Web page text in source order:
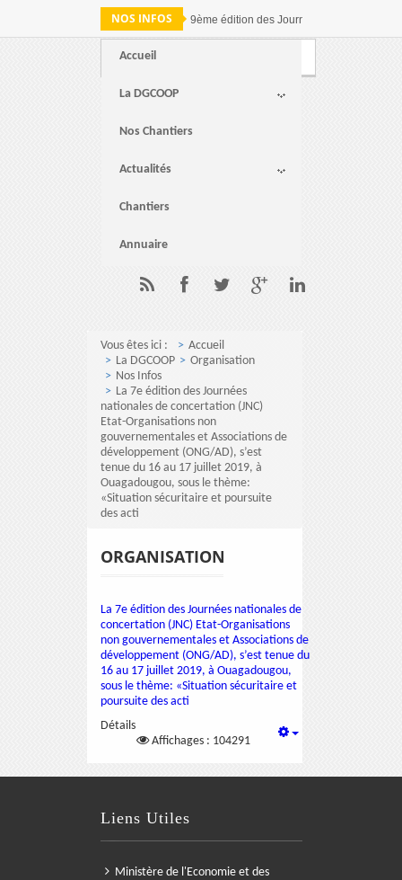
NOS INFOS 9ème édition des Journées nationales de
Accueil
La DGCOOP
Nos Chantiers
Actualités
Chantiers
Annuaire
Vous êtes ici :
Accueil
La DGCOOP
Organisation
Nos Infos
La 7e édition des Journées
nationales de concertation (JNC)
Etat-Organisations non
gouvernementales et Associations de
développement (ONG/AD), s’est
tenue du 16 au 17 juillet 2019, à
Ouagadougou, sous le thème:
«Situation sécuritaire et poursuite
des acti
ORGANISATION
La 7e édition des Journées nationales de
concertation (JNC) Etat-Organisations
non gouvernementales et Associations de
développement (ONG/AD), s’est tenue du
16 au 17 juillet 2019, à Ouagadougou,
sous le thème: «Situation sécuritaire et
poursuite des acti
Détails
Affichages : 104291
Liens Utiles
Ministère de l'Economie et des